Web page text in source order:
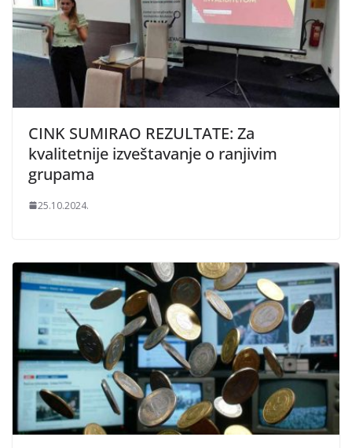
CINK SUMIRAO REZULTATE: Za
kvalitetnije izveštavanje o ranjivim
grupama
25.10.2024.